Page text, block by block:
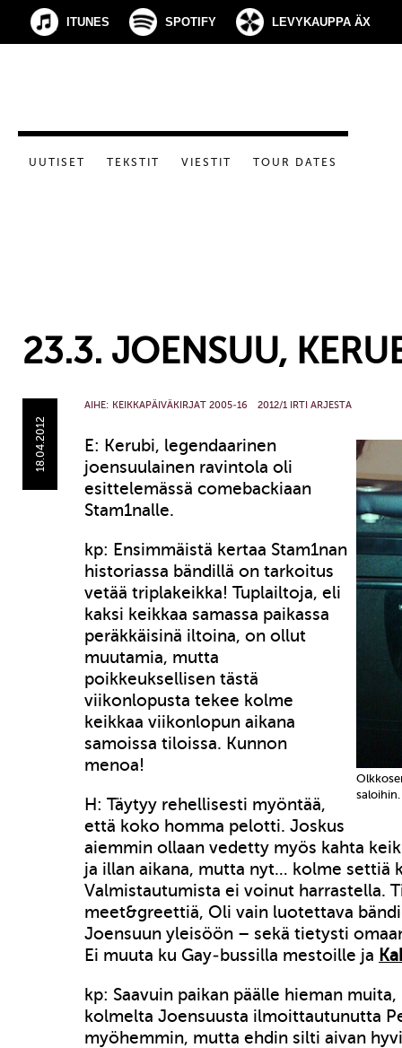
ITUNES SPOTIFY LEVYKAUPPA ÄX
UUTISET TEKSTIT VIESTIT TOUR DATES
23.3. JOENSUU,
18.04.2012
AIHE: KEIKKAPÄIVÄKIRJAT 2005-16 2012/1 IRTI ARJESTA
saloihin.
E: Kerubi, legendaarinen
joensuulainen ravintola oli
esittelemässä comebackiaan
Stam1nalle.
kp: Ensimmäistä kertaa Stam1nan
historiassa bändillä on tarkoitus
vetää triplakeikka! Tuplailtoja, eli
kaksi keikkaa samassa paikassa
peräkkäisinä iltoina, on ollut
muutamia, mutta
poikkeuksellisen tästä
viikonlopusta tekee kolme
keikkaa viikonlopun aikana
samoissa tiloissa. Kunnon
menoa!
H: Täytyy rehellisesti myöntää,
että koko homma pelotti. Joskus
aiemmin ollaan vedetty myös kahta
ja illan aikana, mutta nyt… kolme settiä
Valmistautumista ei voinut harrastella.
meet&greettiä, Oli vain luotettava
Joensuun yleisöön – sekä tietysti
Ei muuta ku Gay-bussilla mestoille ja
kp: Saavuin paikan päälle hieman
kolmelta Joensuusta ilmoittautunutta
myöhemmin, mutta ehdin silti aivan